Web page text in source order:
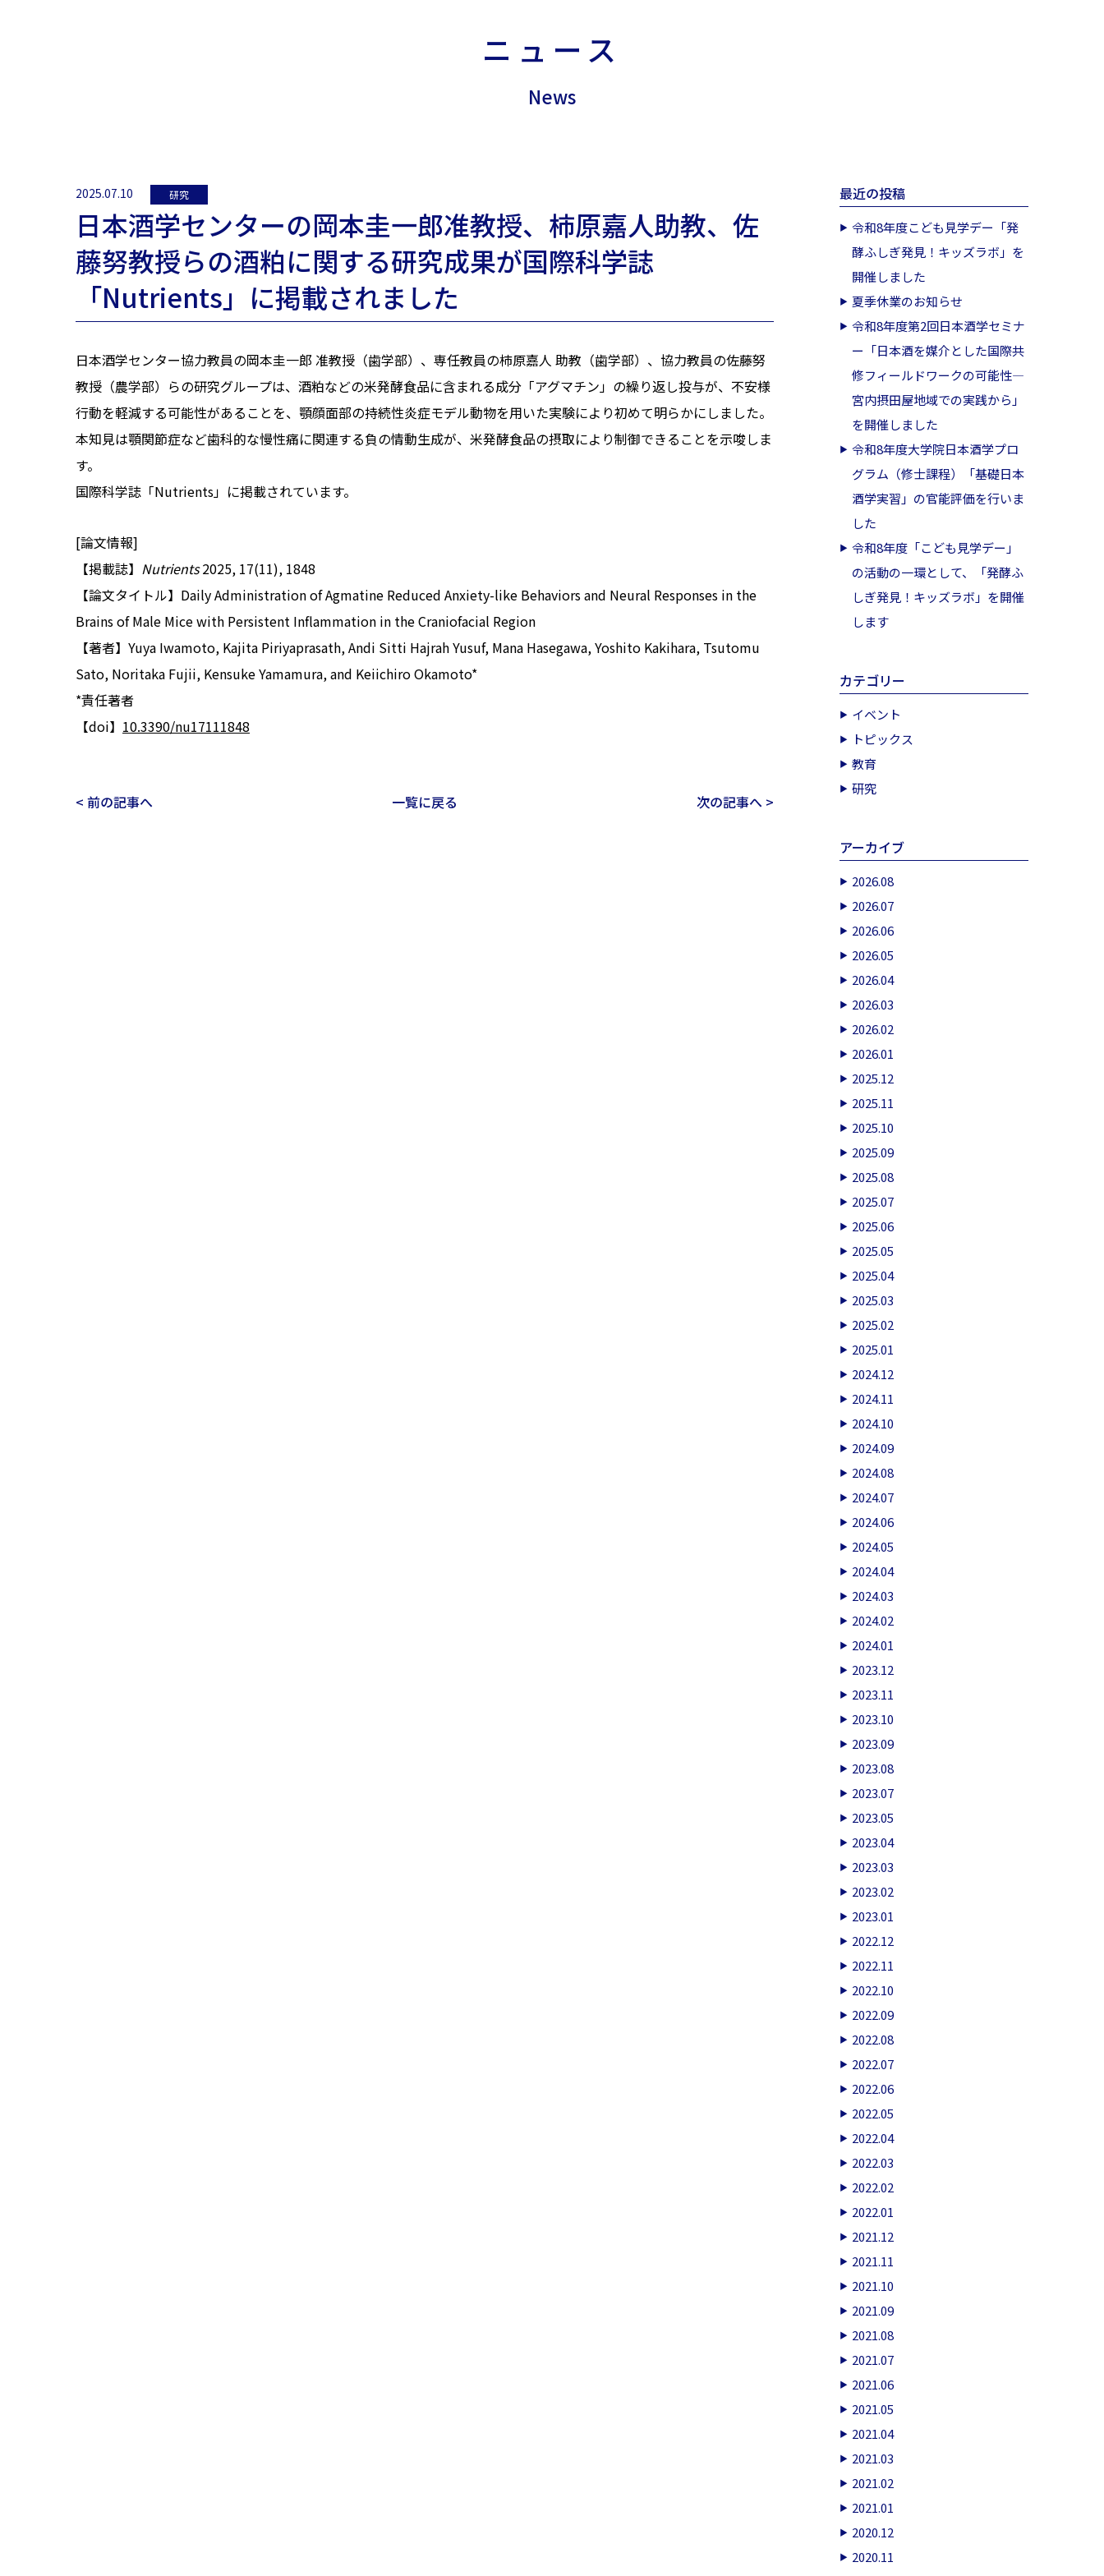
ニュース
News
2025.07.10 研究
日本酒学センターの岡本圭一郎准教授、柿原嘉人助教、佐
藤努教授らの酒粕に関する研究成果が国際科学誌
「Nutrients」に掲載されました
日本酒学センター協力教員の岡本圭一郎 准教授（歯学部）、専任教員の柿原嘉人 助教（歯学部）、協力教員の佐藤努
教授（農学部）らの研究グループは、酒粕などの米発酵食品に含まれる成分「アグマチン」の繰り返し投与が、不安様
行動を軽減する可能性があることを、顎顔面部の持続性炎症モデル動物を用いた実験により初めて明らかにしました。
本知見は顎関節症など歯科的な慢性痛に関連する負の情動生成が、米発酵食品の摂取により制御できることを示唆しま
す。
国際科学誌「Nutrients」に掲載されています。
[論文情報]
【掲載誌】 Nutrients2025, 17(11), 1848
【論文タイトル】Daily Administration of Agmatine Reduced Anxiety-like Behaviors and Neural Responses in the
Brains of Male Mice with Persistent Inflammation in the Craniofacial Region
【著者】Yuya Iwamoto, Kajita Piriyaprasath, Andi Sitti Hajrah Yusuf, Mana Hasegawa, Yoshito Kakihara, Tsutomu
Sato, Noritaka Fujii, Kensuke Yamamura, and Keiichiro Okamoto*
*責任著者
【doi】 10.3390/nu17111848
< 前の記事へ 一覧に戻る 次の記事へ >
最近の投稿
令和8年度こども見学デー「発
酵ふしぎ発見！キッズラボ」を
開催しました
夏季休業のお知らせ
令和8年度第2回日本酒学セミナ
ー「日本酒を媒介とした国際共
修フィールドワークの可能性―
宮内摂田屋地域での実践から」
を開催しました
令和8年度大学院日本酒学プロ
グラム（修士課程）「基礎日本
酒学実習」の官能評価を行いま
した
令和8年度「こども見学デー」
の活動の一環として、「発酵ふ
しぎ発見！キッズラボ」を開催
します
カテゴリー
イベント
トピックス
教育
研究
アーカイブ
2026.08
2026.07
2026.06
2026.05
2026.04
2026.03
2026.02
2026.01
2025.12
2025.11
2025.10
2025.09
2025.08
2025.07
2025.06
2025.05
2025.04
2025.03
2025.02
2025.01
2024.12
2024.11
2024.10
2024.09
2024.08
2024.07
2024.06
2024.05
2024.04
2024.03
2024.02
2024.01
2023.12
2023.11
2023.10
2023.09
2023.08
2023.07
2023.05
2023.04
2023.03
2023.02
2023.01
2022.12
2022.11
2022.10
2022.09
2022.08
2022.07
2022.06
2022.05
2022.04
2022.03
2022.02
2022.01
2021.12
2021.11
2021.10
2021.09
2021.08
2021.07
2021.06
2021.05
2021.04
2021.03
2021.02
2021.01
2020.12
2020.11